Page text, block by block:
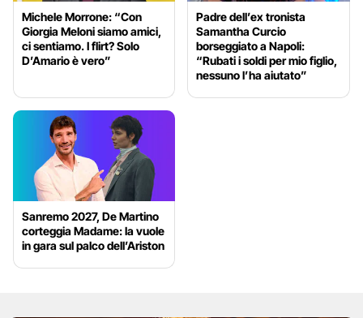
Michele Morrone: “Con
Giorgia Meloni siamo amici,
ci sentiamo. I flirt? Solo
D’Amario è vero”
Padre dell’ex tronista
Samantha Curcio
borseggiato a Napoli:
“Rubati i soldi per mio figlio,
nessuno l’ha aiutato”
Sanremo 2027, De Martino
corteggia Madame: la vuole
in gara sul palco dell’Ariston